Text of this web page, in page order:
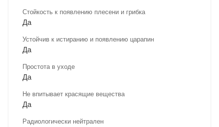
Стойкость к появлению плесени и грибка
Да
Устойчив к истиранию и появлению царапин
Да
Простота в уходе
Да
Не впитывает красящие вещества
Да
Радиологически нейтрален